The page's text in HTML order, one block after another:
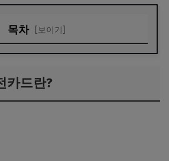
목차 [보이기]
로 간단하게!)
카드란?